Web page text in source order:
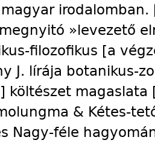
»levezető
filozofikus [a
J. lírája botanikus-
költészet
& Kétes-
Nagy-féle